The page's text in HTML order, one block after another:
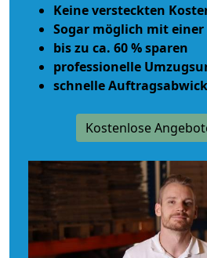
Keine versteckten
Sogar möglich mit
bis zu ca. 60 % sparen
professionelle
schnelle
Kostenlose